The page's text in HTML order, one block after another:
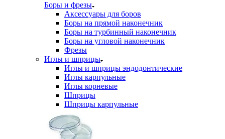
Боры и фрезы
Аксессуары для боров
Боры на прямой наконечник
Боры на турбинный наконечник
Боры на угловой наконечник
Фрезы
Иглы и шприцы
Иглы и шприцы эндодонтические
Иглы карпульные
Иглы корневые
Шприцы
Шприцы карпульные